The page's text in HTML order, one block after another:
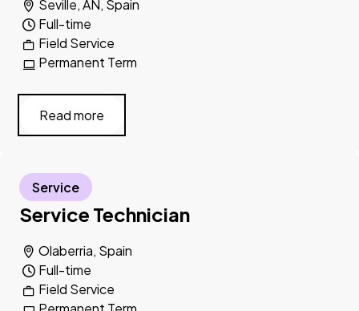
Seville, AN, Spain
Field Service
Full-time
Permanent Term
Read more
Service Technician
Olaberria, Spain
Field Service
Full-time
Service